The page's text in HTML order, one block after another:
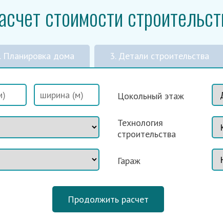
стоимости
Планировка дома 3. Детали строительства
Цокольный этаж
Технология
строительства
Гараж
Продолжить расчет